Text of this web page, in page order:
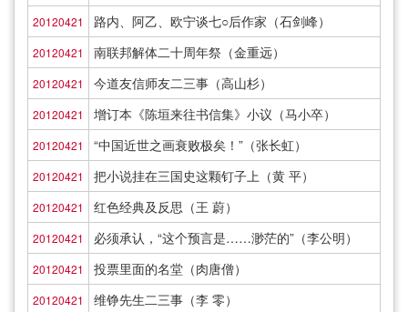
20120421 路内、阿乙、欧宁谈七○后作家（石剑峰）
20120421 南联邦解体二十周年祭（金重远）
20120421 今道友信师友二三事（高山杉）
20120421 增订本《陈垣来往书信集》小议（马小卒）
20120421 “中国近世之画衰败极矣！”（张长虹）
20120421 把小说挂在三国史这颗钉子上（黄 平）
20120421 红色经典及反思（王 蔚）
20120421 必须承认，“这个预言是……渺茫的”（李公明）
20120421 投票里面的名堂（肉唐僧）
20120421 维铮先生二三事（李 零）